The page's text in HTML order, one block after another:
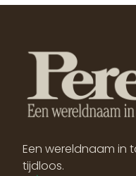
Een wereldnaam in
tijdloos.